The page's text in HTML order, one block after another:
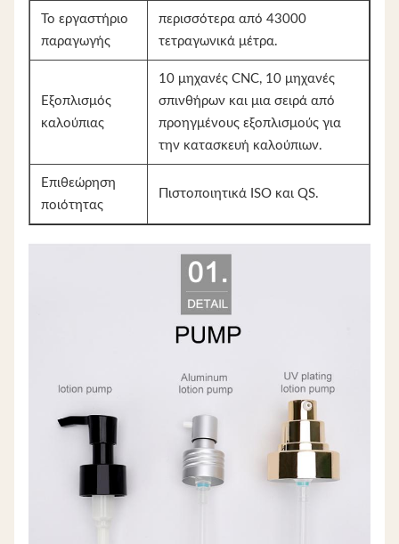
Το εργαστήριο
παραγωγής
περισσότερα από 43000
τετραγωνικά μέτρα.
Εξοπλισμός
καλούπιας
10 μηχανές CNC, 10 μηχανές
σπινθήρων και μια σειρά από
προηγμένους εξοπλισμούς για
την κατασκευή καλούπιων.
Επιθεώρηση
ποιότητας
Πιστοποιητικά ISO και QS.